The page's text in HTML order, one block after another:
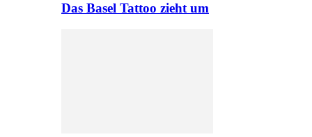
Das Basel Tattoo zieht um